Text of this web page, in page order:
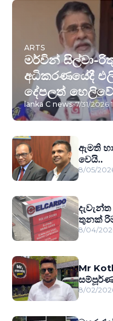
ARTS
මර්වින් සිල්වා-
අධිකරණයේදී
දේපලත්
lanka C news-7/31/2026
ඇමති
වෙයි..
8/05/
තුනක්
8/04/
Mr
8/02/